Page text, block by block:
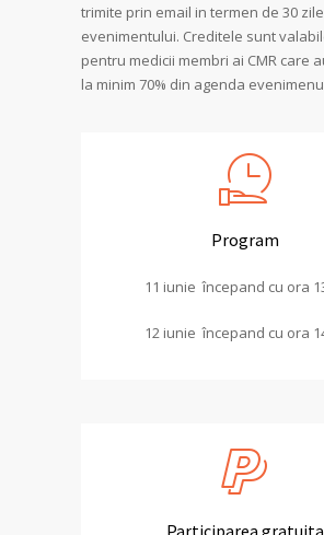
trimite prin email in termen de 30
evenimentului. Creditele sunt
pentru medicii membri ai CMR care
la minim 70% din agenda
Program
11 iunie începand cu ora
12 iunie începand cu ora
Participarea gratuita